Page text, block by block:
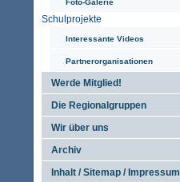
Foto-Galerie
Schulprojekte
Interessante Videos
Partnerorganisationen
Werde Mitglied!
Die Regionalgruppen
Wir über uns
Archiv
Inhalt / Sitemap / Impressum